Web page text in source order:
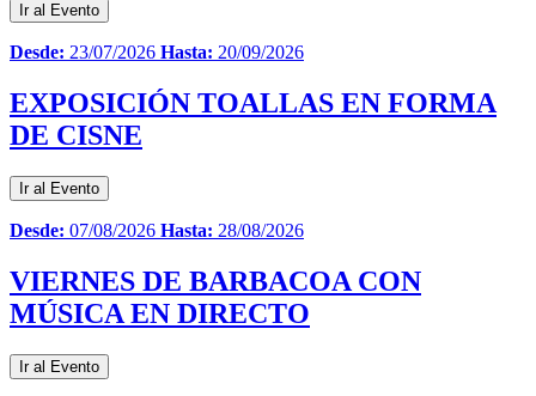
Ir al Evento
Desde: 23/07/2026 Hasta: 20/09/2026
EXPOSICIÓN TOALLAS EN FORMA
DE CISNE
Ir al Evento
Desde: 07/08/2026 Hasta: 28/08/2026
VIERNES DE BARBACOA CON
MÚSICA EN DIRECTO
Ir al Evento